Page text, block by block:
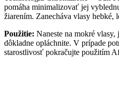
pomáha minimalizovať jej
žiarením. Zanecháva vlasy hebké,
Použitie: Naneste na mokré vlasy,
dôkladne opláchnite. V prípade
starostlivosť pokračujte použitím